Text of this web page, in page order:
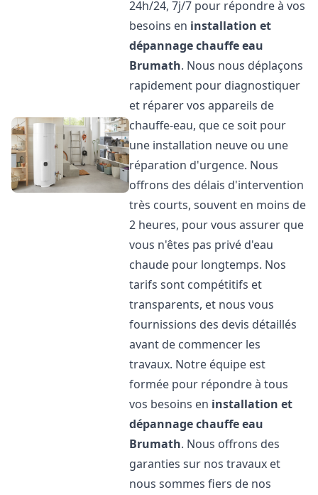
24h/24, 7j/7 pour répondre à vos
besoins en installation et
dépannage chauffe eau
Brumath. Nous nous déplaçons
rapidement pour diagnostiquer
et réparer vos appareils de
chauffe-eau, que ce soit pour
une installation neuve ou une
réparation d'urgence. Nous
offrons des délais d'intervention
très courts, souvent en moins de
2 heures, pour vous assurer que
vous n'êtes pas privé d'eau
chaude pour longtemps. Nos
tarifs sont compétitifs et
transparents, et nous vous
fournissions des devis détaillés
avant de commencer les
travaux. Notre équipe est
formée pour répondre à tous
vos besoins en installation et
dépannage chauffe eau
Brumath. Nous offrons des
garanties sur nos travaux et
nous sommes fiers de nos